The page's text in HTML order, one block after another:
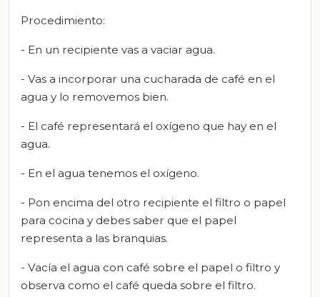
Procedimiento:
- En un recipiente vas a vaciar agua.
- Vas a incorporar una cucharada de café en el
agua y lo removemos bien.
- El café representará el oxígeno que hay en el
agua.
- En el agua tenemos el oxígeno.
- Pon encima del otro recipiente el filtro o papel
para cocina y debes saber que el papel
representa a las branquias.
- Vacía el agua con café sobre el papel o filtro y
observa como el café queda sobre el filtro.